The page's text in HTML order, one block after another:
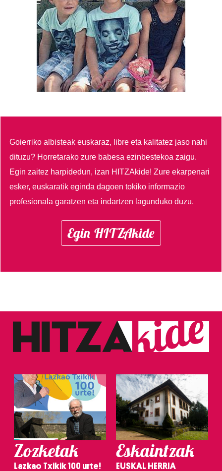
Goierriko albisteak euskaraz, libre eta kalitatez jaso nahi
dituzu? Horretarako zure babesa ezinbestekoa zaigu.
Egin zaitez harpidedun, izan HITZAkide!Zure ekarpenari
esker, euskaratik eginda dagoen tokiko informazio
profesionala garatzen eta indartzen lagunduko duzu.
Egin HITZAkide
Zozketak
Lazkao Txikik 100 urte!
Eskaintzak
EUSKAL HERRIA